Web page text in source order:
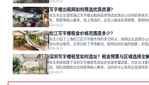
套服务及社群资源赋能业务增长，实现成本与价值的平衡。对于许
言，寻找一处合适的办公空间是一项至关重要的决策。这不仅关系
更直接影响着企业的品牌形象、运营成本
2026-08-04
写字楼出租网如何筛选优质房源？
本文为企业提供通过写字楼出租网高效筛选优质办公空间的系统
性、预算等核心需求。线上筛选时，应深入解读房源参数、费用
区产业生态与交通区位价值。同时，需考察运营方的品牌背景与持
进行线下实地验证，核对空间实景、测试设施、感受园区氛围并确
数字化时代，写字楼出租网已成为企业寻找
2026-08-04
松江写字楼租金价格范围是多少？
本文介绍了上海松江区写字楼市场的多元特点，强调企业选择办
态与综合服务。文章分析了市场概况、影响空间价值的因素，并
空间。之后，以德必集团为例，说明运营方如何通过构建服务生态
求与长期价值，选择匹配的发展载体。对于许多寻求在上海松江区
解该区域的写字楼市场概况是决策的首先
2026-08-03
深圳写字楼租赁如何选址？租金预算与区域选择全
本文系统梳理了深圳写字楼租赁选址的关键考量因素，为企业决
段、团队规模和文化特质等核心需求。深圳多中心商务区各具特
新活力强，前海具政策优势。除传统写字楼外，创意产业园注重生
款。选址是综合性战略决策，旨在让办公
2026-08-03